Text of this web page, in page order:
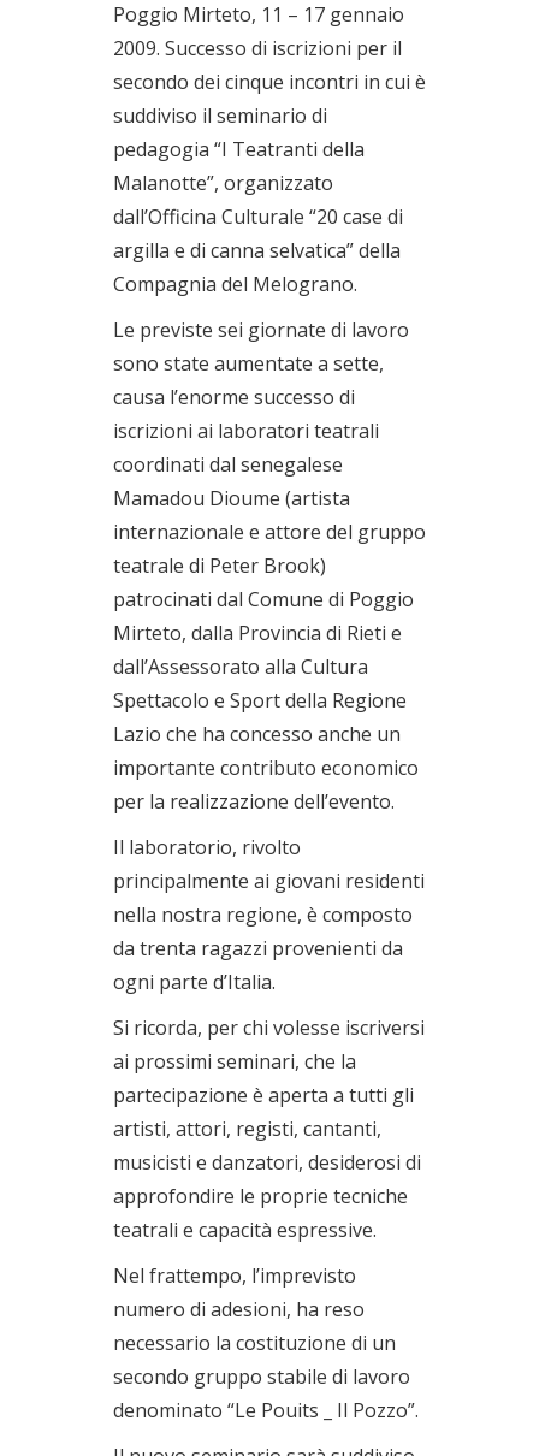
Poggio Mirteto, 11 – 17 gennaio
2009. Successo di iscrizioni per il
secondo dei cinque incontri in cui è
suddiviso il seminario di
pedagogia “I Teatranti della
Malanotte”, organizzato
dall’Officina Culturale “20 case di
argilla e di canna selvatica” della
Compagnia del Melograno.
Le previste sei giornate di lavoro
sono state aumentate a sette,
causa l’enorme successo di
iscrizioni ai laboratori teatrali
coordinati dal senegalese
Mamadou Dioume (artista
internazionale e attore del gruppo
teatrale di Peter Brook)
patrocinati dal Comune di Poggio
Mirteto, dalla Provincia di Rieti e
dall’Assessorato alla Cultura
Spettacolo e Sport della Regione
Lazio che ha concesso anche un
importante contributo economico
per la realizzazione dell’evento.
Il laboratorio, rivolto
principalmente ai giovani residenti
nella nostra regione, è composto
da trenta ragazzi provenienti da
ogni parte d’Italia.
Si ricorda, per chi volesse iscriversi
ai prossimi seminari, che la
partecipazione è aperta a tutti gli
artisti, attori, registi, cantanti,
musicisti e danzatori, desiderosi di
approfondire le proprie tecniche
teatrali e capacità espressive.
Nel frattempo, l’imprevisto
numero di adesioni, ha reso
necessario la costituzione di un
secondo gruppo stabile di lavoro
denominato “Le Pouits _ Il Pozzo”.